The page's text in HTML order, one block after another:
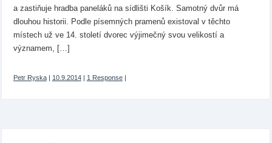
a zastiňuje hradba paneláků na sídlišti Košík. Samotný dvůr má
dlouhou historii. Podle písemných pramenů existoval v těchto
místech už ve 14. století dvorec výjimečný svou velikostí a
významem, […]
Petr Ryska| 10.9.2014| 1 Response|